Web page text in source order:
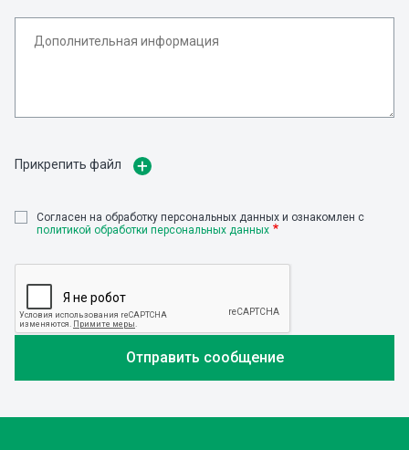
Прикрепить файл
Cогласен на обработку персональных данных и ознакомлен с
политикой обработки персональных данных